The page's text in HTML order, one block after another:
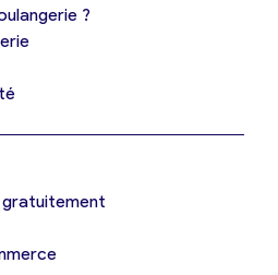
(gratuit)
?